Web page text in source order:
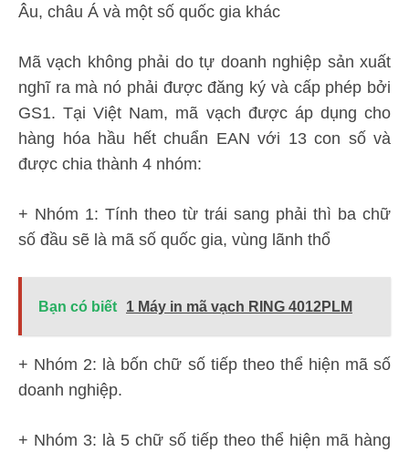
Âu, châu Á và một số quốc gia khác
Mã vạch không phải do tự doanh nghiệp sản xuất
nghĩ ra mà nó phải được đăng ký và cấp phép bởi
GS1. Tại Việt Nam, mã vạch được áp dụng cho
hàng hóa hầu hết chuẩn EAN với 13 con số và
được chia thành 4 nhóm:
+ Nhóm 1: Tính theo từ trái sang phải thì ba chữ
số đầu sẽ là mã số quốc gia, vùng lãnh thổ
Bạn có biết 1 Máy in mã vạch RING 4012PLM
+ Nhóm 2: là bốn chữ số tiếp theo thể hiện mã số
doanh nghiệp.
+ Nhóm 3: là 5 chữ số tiếp theo thể hiện mã hàng